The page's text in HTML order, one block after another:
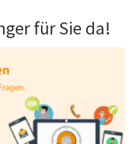
für Sie da!